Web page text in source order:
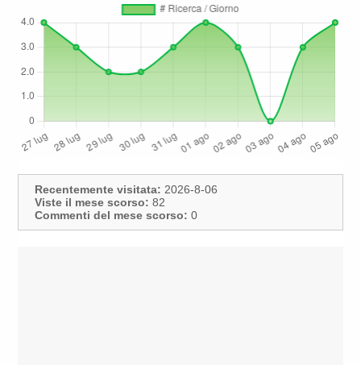
Recentemente visitata: 2026-8-06
Viste il mese scorso: 82
Commenti del mese scorso: 0